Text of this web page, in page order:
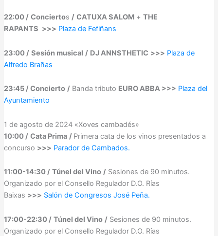
22:00 / Conciertos / CATUXA SALOM+ THE
RAPANTS >>> Plaza de Fefiñans
23:00 / Sesión musical / DJ ANNSTHETIC >>> Plaza de
Alfredo Brañas
23:45 / Concierto /Banda tributo EURO ABBA >>> Plaza del
Ayuntamiento
1 de agosto de 2024 «Xoves cambadés»
10:00 / Cata Prima / Primera cata de los vinos presentados a
concurso >>> Parador de Cambados.
11:00-14:30 / Túnel del Vino /Sesiones de 90 minutos.
Organizado por el Consello Regulador D.O. Rías
Baixas >>> Salón de Congresos José Peña.
17:00-22:30 / Túnel del Vino /Sesiones de 90 minutos.
Organizado por el Consello Regulador D.O. Rías